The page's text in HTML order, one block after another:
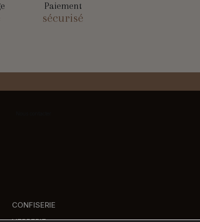
Paiement
sécurisé
CONFISERIE